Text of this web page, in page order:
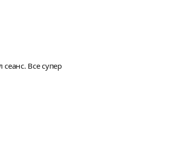
Все супер